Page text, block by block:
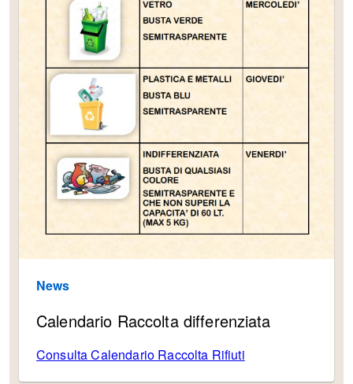
News
Calendario Raccolta differenziata
Consulta Calendario Raccolta Rifiuti